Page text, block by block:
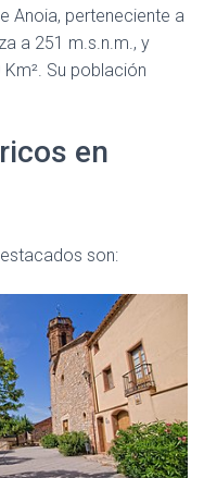
Anoia, perteneciente a
a 251 m.s.n.m., y
Su población
en
son: